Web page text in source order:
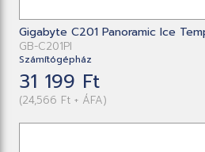
Gigabyte C201 Panoramic Ice
GB-C201PI
Számítógépház
31 199 Ft
(24,566 Ft + ÁFA)